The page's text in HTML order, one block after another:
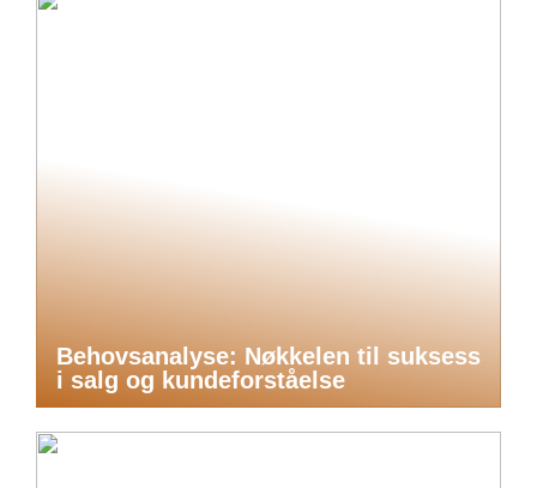
Behovsanalyse: Nøkkelen til suksess
i salg og kundeforståelse